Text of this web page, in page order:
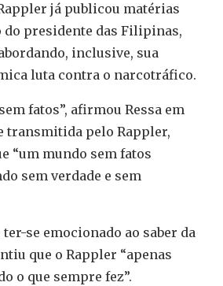
já publicou matérias
do presidente das Filipinas,
inclusive, sua
luta contra o narcotráfico.
fatos”, afirmou Ressa em
transmitida pelo Rappler,
“um mundo sem fatos
sem verdade e sem
se emocionado ao saber da
que o Rappler “apenas
o que sempre fez”.